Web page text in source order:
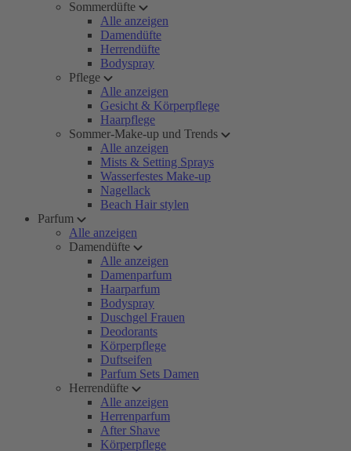
Sommerdüfte
Alle anzeigen
Damendüfte
Herrendüfte
Bodyspray
Pflege
Alle anzeigen
Gesicht & Körperpflege
Haarpflege
Sommer-Make-up und Trends
Alle anzeigen
Mists & Setting Sprays
Wasserfestes Make-up
Nagellack
Beach Hair stylen
Parfum
Alle anzeigen
Damendüfte
Alle anzeigen
Damenparfum
Haarparfum
Bodyspray
Duschgel Frauen
Deodorants
Körperpflege
Duftseifen
Parfum Sets Damen
Herrendüfte
Alle anzeigen
Herrenparfum
After Shave
Körperpflege